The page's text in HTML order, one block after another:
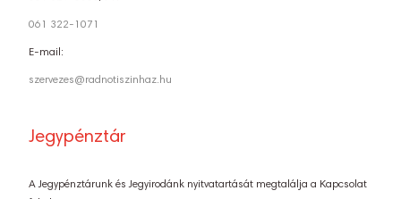
061 322-1071
E-mail:
szervezes@radnotiszinhaz.hu
Jegypénztár
A Jegypénztárunk és Jegyirodánk nyitvatartását megtalálja a Kapcsolat